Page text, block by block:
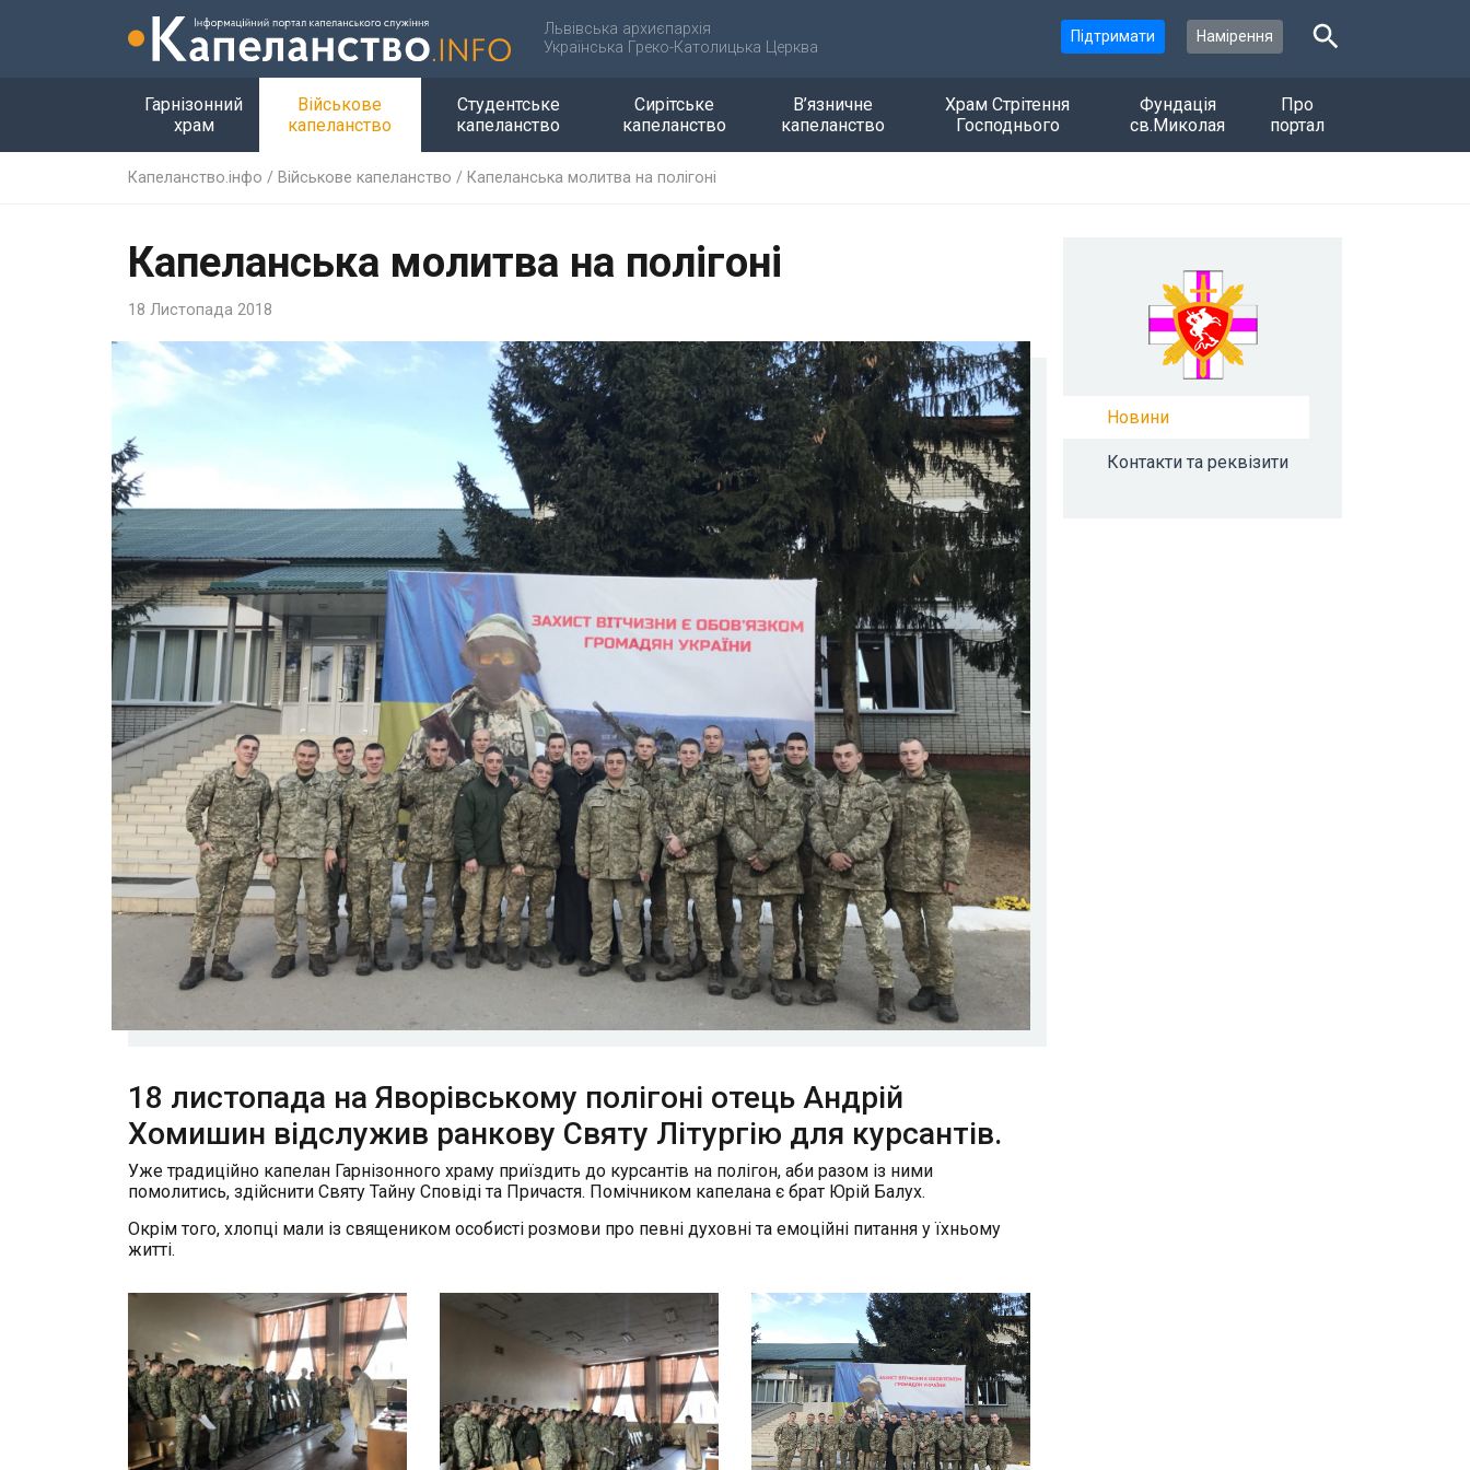
Львівська архиєпархія
Українська Греко-Католицька Церква
Підтримати Намірення
Гарнізонний
храм
Військове
капеланство
Студентське
капеланство
Сирітське
капеланство
В’язничне
капеланство
Храм Стрітення
Господнього
Фундація
св.Миколая
Про
портал
Капеланство.інфо / Військове капеланство / Капеланська молитва на полігоні
Капеланська молитва на полігоні
18 Листопада 2018
18 листопада на Яворівському полігоні отець Андрій
Хомишин відслужив ранкову Святу Літургію для курсантів.
Уже традиційно капелан Гарнізонного храму приїздить до курсантів на полігон, аби разом із ними
помолитись, здійснити Святу Тайну Сповіді та Причастя. Помічником капелана є брат Юрій Балух.
Окрім того, хлопці мали із священиком особисті розмови про певні духовні та емоційні питання у їхньому
житті.
Новини
Контакти та реквізити